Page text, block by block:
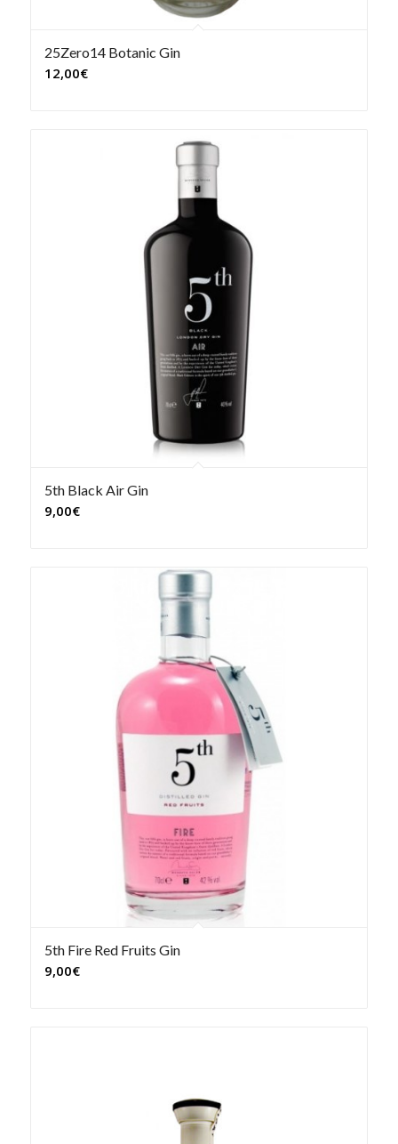
25Zero14 Botanic Gin
12,00€
5th Black Air Gin
9,00€
5th Fire Red Fruits Gin
9,00€